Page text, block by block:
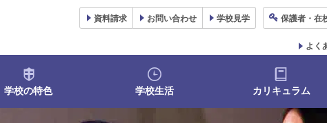
資料請求 お問い合わせ 学校見学 保護者 ・在
よく
学校の特色 学校生活 カリキュラム